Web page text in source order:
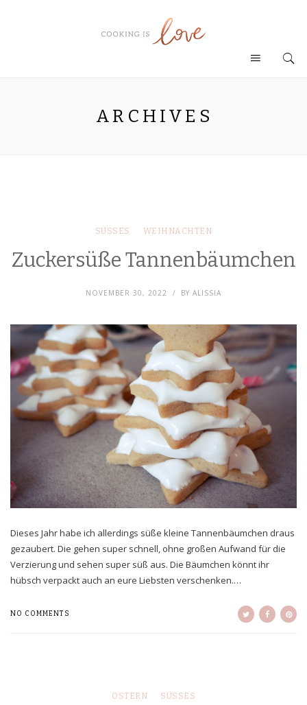
ARCHIVES
SÜSSES WEIHNACHTEN
Zuckersüße Tannenbäumchen
NOVEMBER 30, 2022 BY ALISSIA
Dieses Jahr habe ich allerdings süße kleine Tannenbäumchen draus
gezaubert. Die gehen super schnell, ohne großen Aufwand für die
Verzierung und sehen super süß aus. Die Bäumchen könnt ihr
hübsch verpackt auch an eure Liebsten verschenken.…
NO COMMENTS
OSTERN SÜSSES